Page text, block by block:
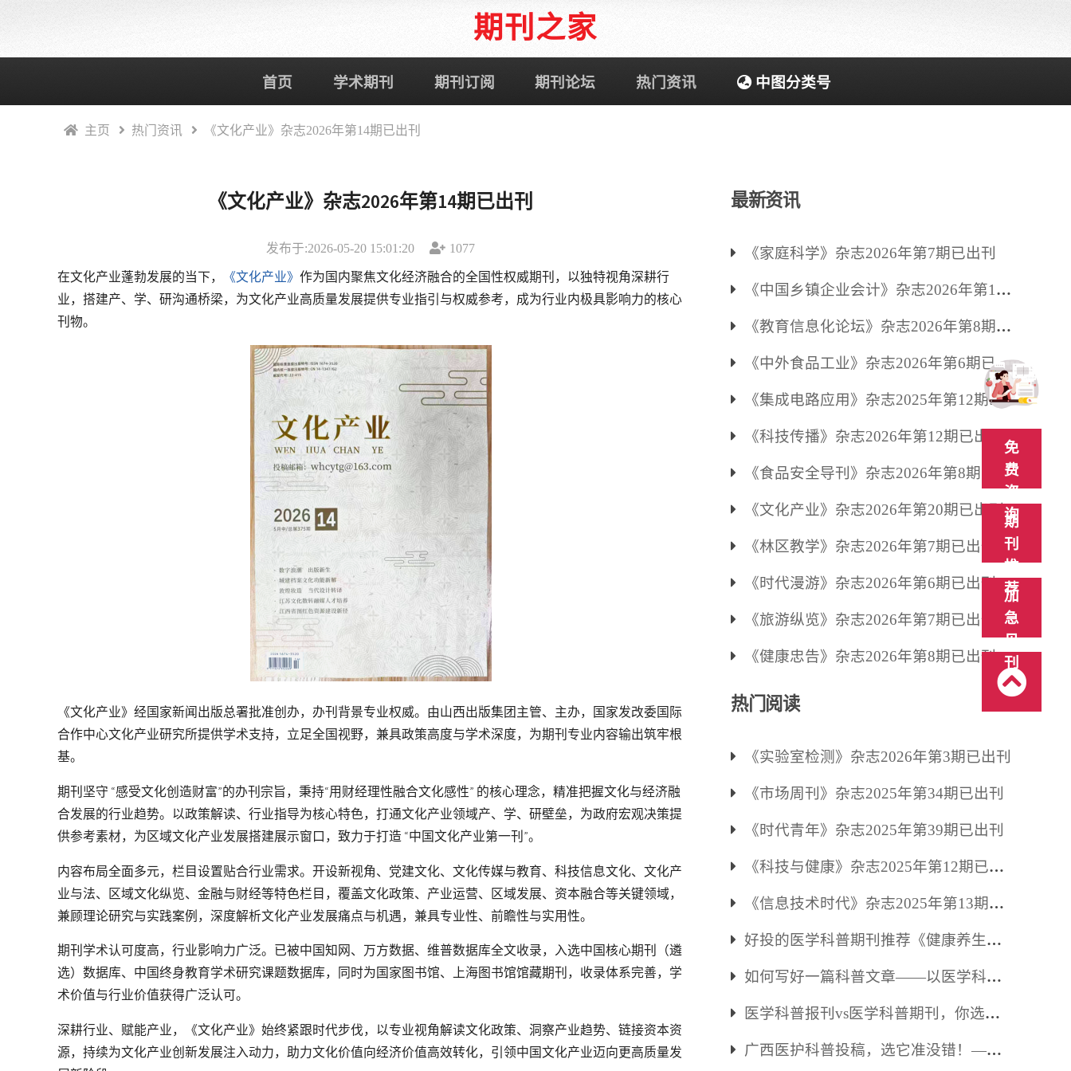
期刊之家
首页 学术期刊 期刊订阅 期刊论坛 热门资讯 中图分类号
主页 热门资讯 《文化产业》杂志2026年第14期已出刊
《文化产业》杂志2026年第14期已出刊
发布于:2026-05-20 15:01:20 1077
在文化产业蓬勃发展的当下， 《文化产业》 作为国内聚焦文化经济融合的全国性权威期刊，以独特视角深耕行
业，搭建产、学、研沟通桥梁，为文化产业高质量发展提供专业指引与权威参考，成为行业内极具影响力的核心
刊物。
《文化产业》经国家新闻出版总署批准创办，办刊背景专业权威。由山西出版集团主管、主办，国家发改委国际
合作中心文化产业研究所提供学术支持，立足全国视野，兼具政策高度与学术深度，为期刊专业内容输出筑牢根
基。
期刊坚守 “感受文化创造财富”的办刊宗旨，秉持“用财经理性融合文化感性” 的核心理念，精准把握文化与经济融
合发展的行业趋势。以政策解读、行业指导为核心特色，打通文化产业领域产、学、研壁垒，为政府宏观决策提
供参考素材，为区域文化产业发展搭建展示窗口，致力于打造 “中国文化产业第一刊”。
内容布局全面多元，栏目设置贴合行业需求。开设新视角、党建文化、文化传媒与教育、科技信息文化、文化产
业与法、区域文化纵览、金融与财经等特色栏目，覆盖文化政策、产业运营、区域发展、资本融合等关键领域，
兼顾理论研究与实践案例，深度解析文化产业发展痛点与机遇，兼具专业性、前瞻性与实用性。
期刊学术认可度高，行业影响力广泛。已被中国知网、万方数据、维普数据库全文收录，入选中国核心期刊（遴
选）数据库、中国终身教育学术研究课题数据库，同时为国家图书馆、上海图书馆馆藏期刊，收录体系完善，学
术价值与行业价值获得广泛认可。
深耕行业、赋能产业，《文化产业》始终紧跟时代步伐，以专业视角解读文化政策、洞察产业趋势、链接资本资
源，持续为文化产业创新发展注入动力，助力文化价值向经济价值高效转化，引领中国文化产业迈向更高质量发
最新资讯
《家庭科学》杂志2026年第7期已出刊
《中国乡镇企业会计》杂志2026年第13
期已出刊
《教育信息化论坛》杂志2026年第8期已
出刊《中外食品工业》杂志2026年第6期已出
刊 《集成电路应用》杂志2025年第12期已
出刊《科技传播》杂志2026年第12期已出刊
《食品安全导刊》杂志2026年第8期已出
刊 《文化产业》杂志2026年第20期已出刊
《林区教学》杂志2026年第7期已出刊
《时代漫游》杂志2026年第6期已出刊
《旅游纵览》杂志2026年第7期已出刊
《健康忠告》杂志2026年第8期已出刊
热门阅读
《实验室检测》杂志2026年第3期已出刊
《市场周刊》杂志2025年第34期已出刊
《时代青年》杂志2025年第39期已出刊
《科技与健康》杂志2025年第12期已出
刊 《信息技术时代》杂志2025年第13期已
出刊好投的医学科普期刊推荐《健康养生》
杂志如何写好一篇科普文章——以医学科普
为例医学科普报刊vs医学科普期刊，你选哪
个？广西医护科普投稿，选它准没错！——
免
费
咨
询
期
刊
推
荐
加
急
见
刊